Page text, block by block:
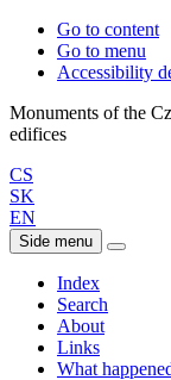
Go to content
Go to menu
Accessibility
Monuments of the
CS
SK
EN
Side menu
Index
Search
About
Links
What